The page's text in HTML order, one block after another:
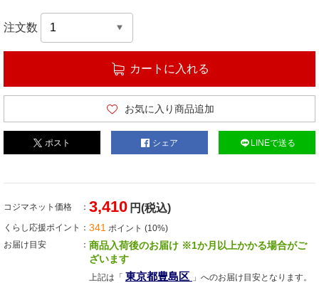
注文数
カートに入れる
お気に入り商品追加
ポスト シェア LINEで送る
コジマネット価格 3,410 円(税込)
くらし応援ポイント 341 ポイント (10%)
お届け目安
商品入荷後のお届け ※1か月以上かかる場合がご
ざいます
上記は「 東京都豊島区 」へのお届け目安となります。